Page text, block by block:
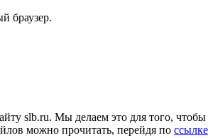
браузер.
slb.ru. Мы делаем это для того, чтобы
можно прочитать, перейдя по ссылке